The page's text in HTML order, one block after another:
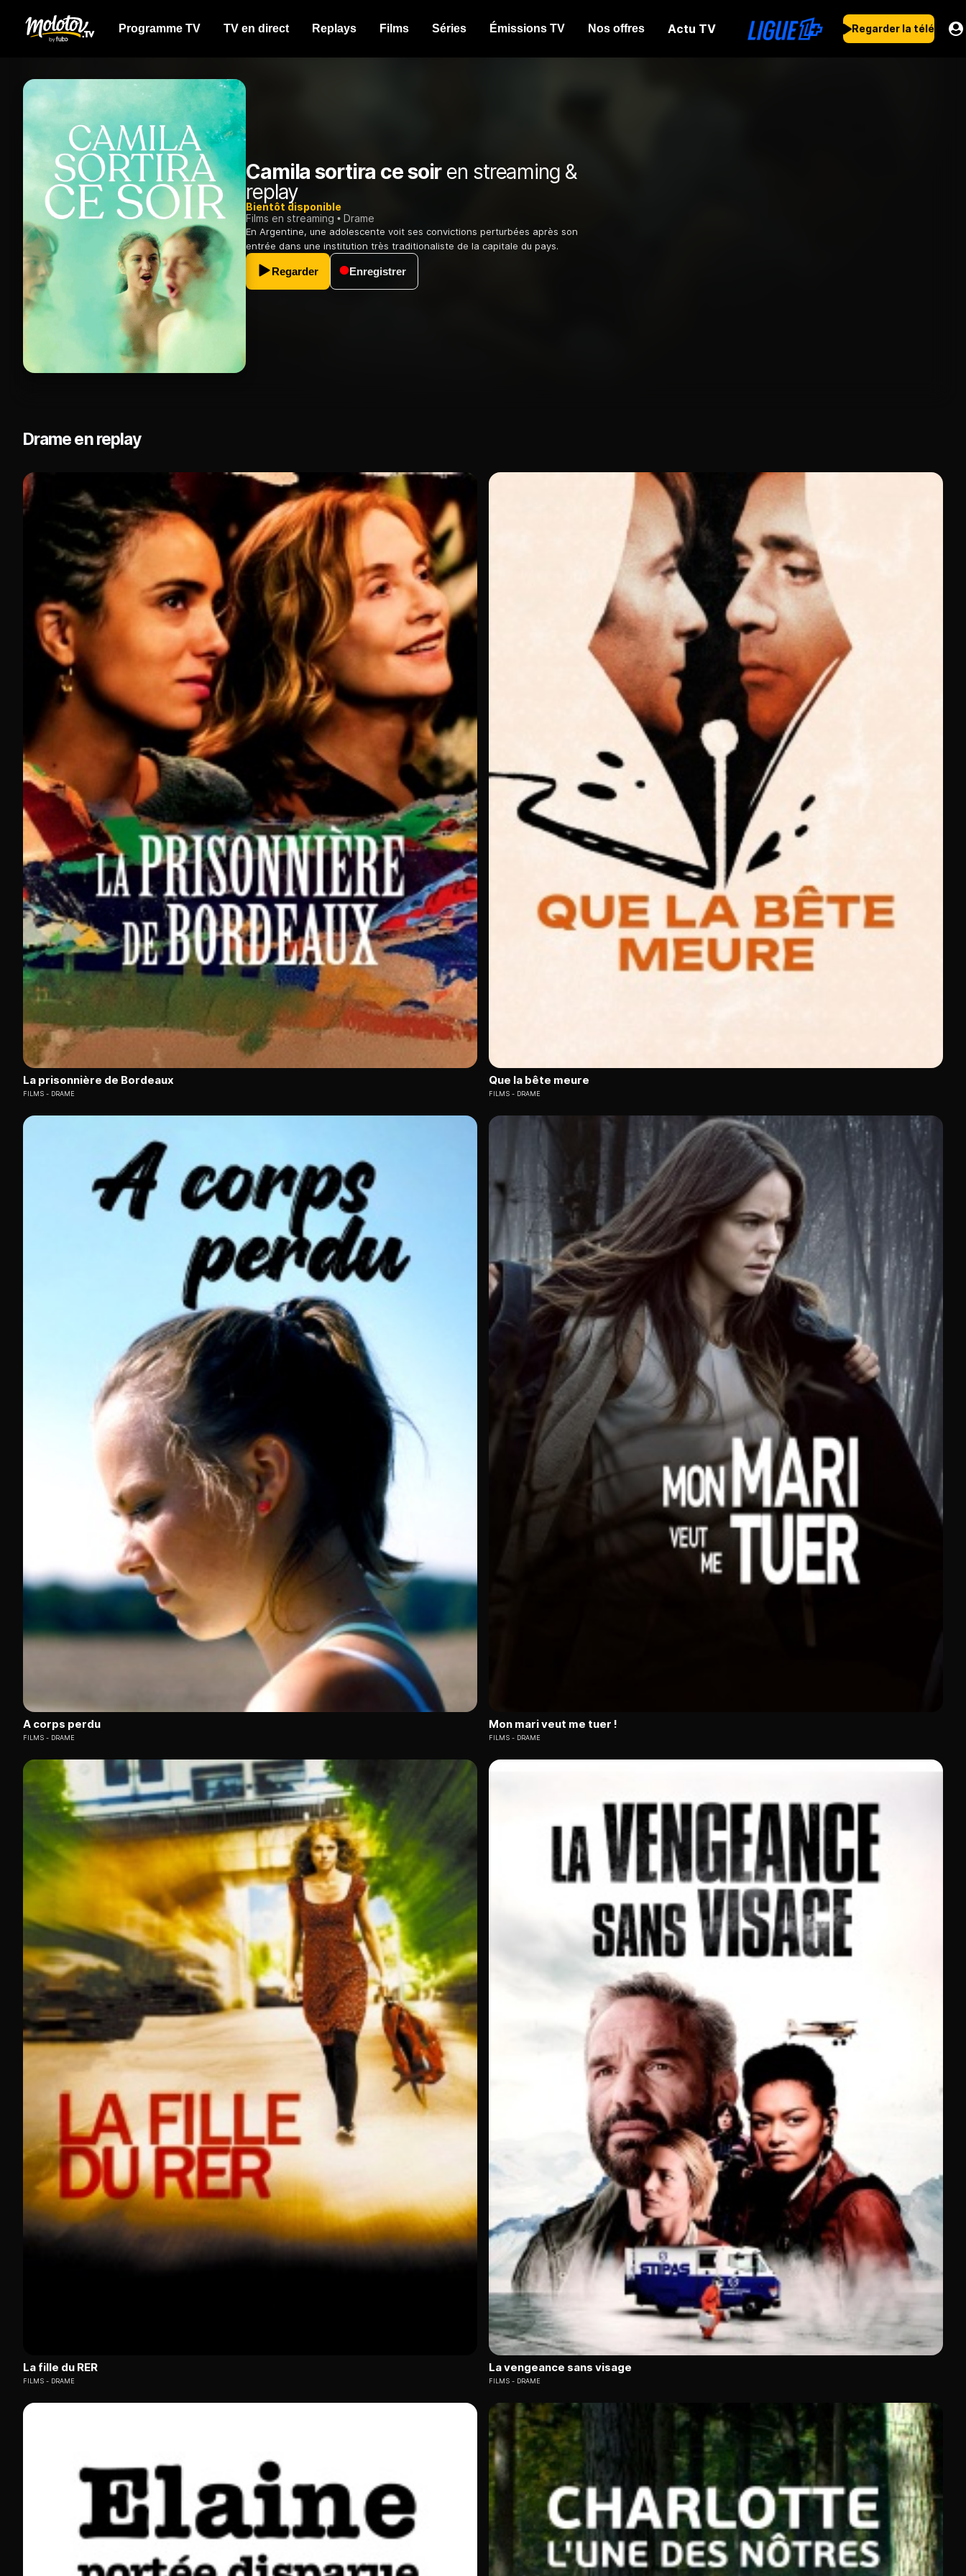
Programme TV TV en direct Replays Films Séries Émissions TV Nos offres Actu TV Regarder la télé
Camila sortira ce soiren streaming &
replay
Bientôt disponible
Films en streaming
Drame
En Argentine, une adolescente voit ses convictions perturbées après son
entrée dans une institution très traditionaliste de la capitale du pays.
Regarder Enregistrer
Drame en replay
La prisonnière de Bordeaux
FILMS DRAME
Que la bête meure
FILMS DRAME
A corps perdu
FILMS DRAME
Mon mari veut me tuer !
FILMS DRAME
La fille du RER
FILMS DRAME
La vengeance sans visage
FILMS DRAME